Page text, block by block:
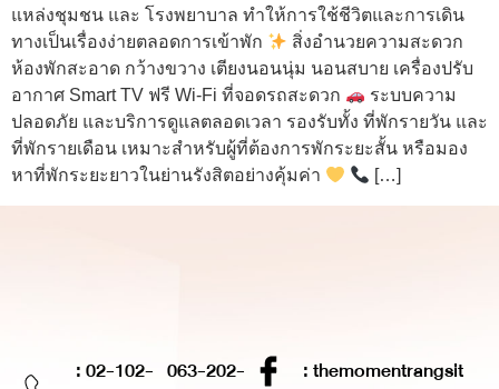
แหล่งชุมชน และ โรงพยาบาล ทำให้การใช้ชีวิตและการเดิน
ทางเป็นเรื่องง่ายตลอดการเข้าพัก
สิ่งอำนวยความสะดวก
ห้องพักสะอาด กว้างขวาง เตียงนอนนุ่ม นอนสบาย เครื่องปรับ
อากาศ Smart TV ฟรี Wi-Fi ที่จอดรถสะดวก
ระบบความ
ปลอดภัย และบริการดูแลตลอดเวลา รองรับทั้ง ที่พักรายวัน และ
ที่พักรายเดือน เหมาะสำหรับผู้ที่ต้องการพักระยะสั้น หรือมอง
หาที่พักระยะยาวในย่านรังสิตอย่างคุ้มค่า
[…]
: 02-102- 063-202-
: themomentrangsit